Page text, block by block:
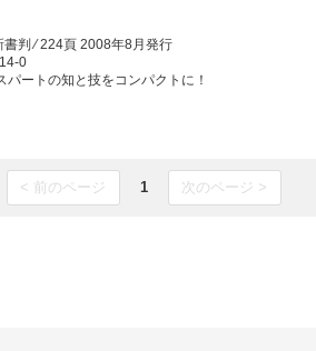
判 ⁄ 224頁 2008年8月発行
0
ートの知と技をコンパクトに！
< 前のページ 1 次のページ >